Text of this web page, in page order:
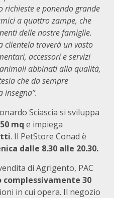
e ponendo grande
a quattro zampe, che
delle nostre famiglie.
clientela troverà un vasto
accessori e servizi
abbinati alla qualità,
che da sempre
Sciascia si sviluppa
mq e impiega
. Il PetStore Conad è
dalle 8.30 alle 20.30.
di Agrigento, PAC
complessivamente 30
in cui opera. Il negozio